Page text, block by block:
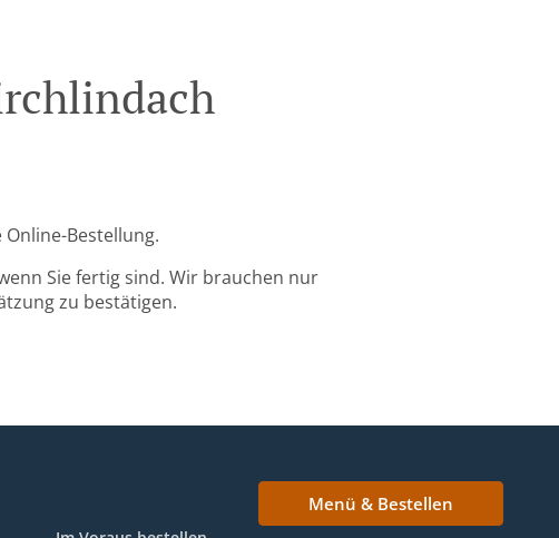
Bestellung.
Sie fertig sind. Wir brauchen nur
zu bestätigen.
Menü & Bestellen